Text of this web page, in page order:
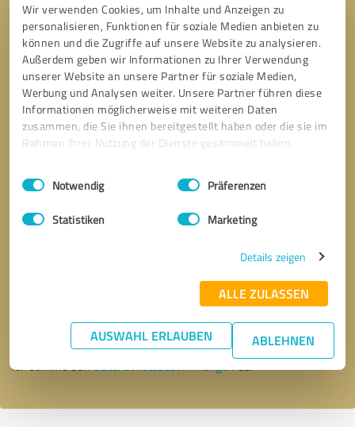
Wir verwenden Cookies, um Inhalte und Anzeigen zu
personalisieren, Funktionen für soziale Medien anbieten zu
können und die Zugriffe auf unsere Website zu analysieren.
Außerdem geben wir Informationen zu Ihrer Verwendung
unserer Website an unsere Partner für soziale Medien,
Werbung und Analysen weiter. Unsere Partner führen diese
Informationen möglicherweise mit weiteren Daten
zusammen, die Sie ihnen bereitgestellt haben oder die sie im
Rahmen Ihrer Nutzung der Dienste gesammelt haben.
Impressum Datenschutzbestimmungen
Einwilligungsauswahl
Notwendig Präferenzen
Statistiken Marketing
Details zeigen
ALLE ZULASSEN
AUSWAHL ERLAUBEN ABLEHNEN
* Erforderliche Angaben
Nachricht senden
Ich stimme denDatenschutzbestimmungenzu.